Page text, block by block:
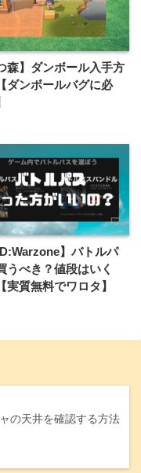
森】ダンボール入手方
ダンボールバグに必
】バトルパ
うべき？値段はいく
実質無料でワロタ】
の天井を確認する方法